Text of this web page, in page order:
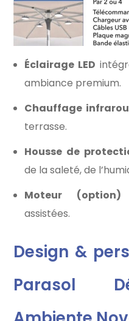
Éclairage LED
ambiance premium.
Chauffage
terrasse.
Housse de
de la saleté, de
Moteur (option)
assistées.
Design &
Parasol